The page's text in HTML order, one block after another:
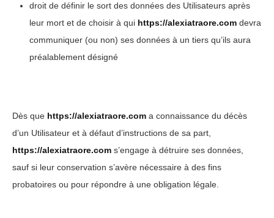
droit de définir le sort des données des Utilisateurs après
leur mort et de choisir à qui https://alexiatraore.com devra
communiquer (ou non) ses données à un tiers qu’ils aura
préalablement désigné
Dès que https://alexiatraore.com a connaissance du décès
d’un Utilisateur et à défaut d’instructions de sa part,
https://alexiatraore.com s’engage à détruire ses données,
sauf si leur conservation s’avère nécessaire à des fins
probatoires ou pour répondre à une obligation légale.